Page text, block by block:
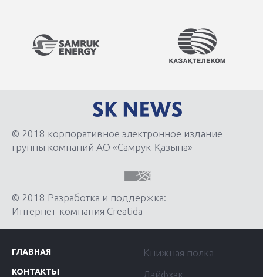
© 2018 корпоративное электронное издание
группы компаний АО «Самрук-Қазына»
© 2018 Разработка и поддержка:
Интернет-компания Creatida
ГЛАВНАЯ
КОНТАКТЫ
Книжная полка
Лайфхак